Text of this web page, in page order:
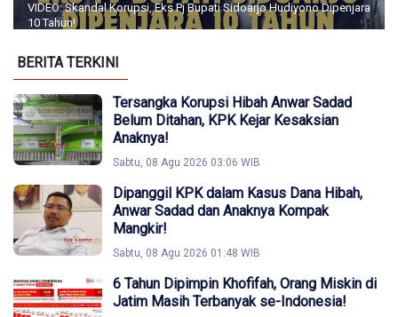
VIDEO: Skandal Korupsi, Eks Pj Bupati Sidoarjo Hudiyono Dipenjara
10 Tahun!
BERITA TERKINI
Tersangka Korupsi Hibah Anwar Sadad
Belum Ditahan, KPK Kejar Kesaksian
Anaknya!
Sabtu, 08 Agu 2026 03:06 WIB
Dipanggil KPK dalam Kasus Dana Hibah,
Anwar Sadad dan Anaknya Kompak
Mangkir!
Sabtu, 08 Agu 2026 01:48 WIB
6 Tahun Dipimpin Khofifah, Orang Miskin di
Jatim Masih Terbanyak se-Indonesia!